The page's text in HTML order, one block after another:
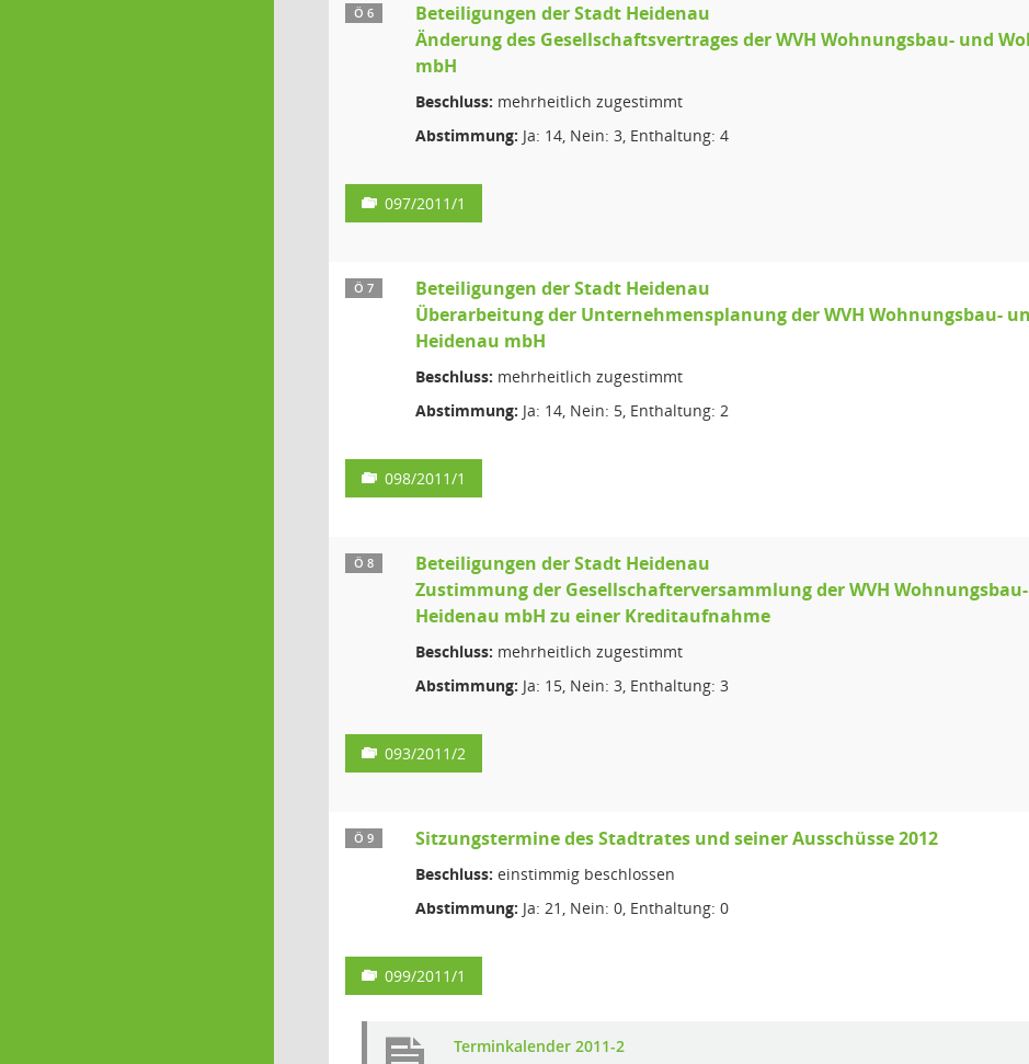
Ö 6
Beteiligungen der Stadt Heidenau
Änderung des Gesellschaftsvertrages der WVH Wohnungsbau- und
mbH
Beschluss: mehrheitlich zugestimmt
Abstimmung: Ja: 14, Nein: 3, Enthaltung: 4
097/2011/1
Ö 7
Beteiligungen der Stadt Heidenau
Überarbeitung der Unternehmensplanung der WVH Wohnungsbau-
Heidenau mbH
Beschluss: mehrheitlich zugestimmt
Abstimmung: Ja: 14, Nein: 5, Enthaltung: 2
098/2011/1
Ö 8
Beteiligungen der Stadt Heidenau
Zustimmung der Gesellschafterversammlung der WVH
Heidenau mbH zu einer Kreditaufnahme
Beschluss: mehrheitlich zugestimmt
Abstimmung: Ja: 15, Nein: 3, Enthaltung: 3
093/2011/2
Ö 9 Sitzungstermine des Stadtrates und seiner Ausschüsse 2012
Beschluss: einstimmig beschlossen
Abstimmung: Ja: 21, Nein: 0, Enthaltung: 0
099/2011/1
Terminkalender 2011-2